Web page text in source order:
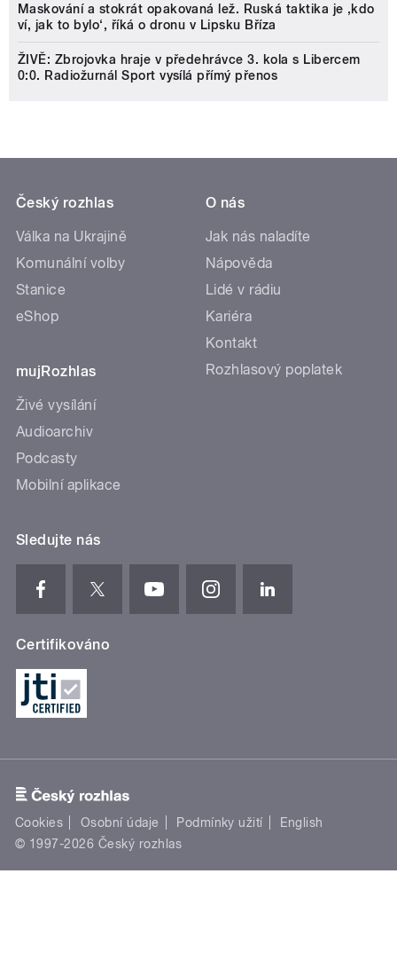
Maskování a stokrát opakovaná lež. Ruská taktika je ‚kdo
ví, jak to bylo‘, říká o dronu v Lipsku Bříza
ŽIVĚ: Zbrojovka hraje v předehrávce 3. kola s Libercem
0:0. Radiožurnál Sport vysílá přímý přenos
Český rozhlas
Válka na Ukrajině
Komunální volby
Stanice
eShop
mujRozhlas
Živé vysílání
Audioarchiv
Podcasty
Mobilní aplikace
O nás
Jak nás naladíte
Nápověda
Lidé v rádiu
Kariéra
Kontakt
Rozhlasový poplatek
Sledujte nás
Certifikováno
Cookies Osobní údaje Podmínky užití
English
© 1997-2026 Český rozhlas